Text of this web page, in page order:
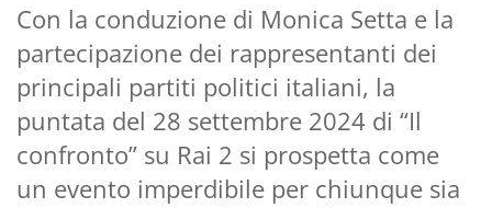
Con la conduzione di Monica Setta e la
partecipazione dei rappresentanti dei
principali partiti politici italiani, la
puntata del 28 settembre 2024 di “Il
confronto” su Rai 2 si prospetta come
un evento imperdibile per chiunque sia